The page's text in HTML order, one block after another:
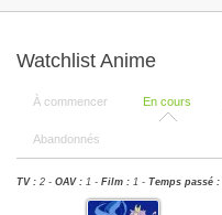
Watchlist Anime
À commencer En cours
Abandonnés
TV : 2 - OAV : 1 - Film : 1 - Temps passé :